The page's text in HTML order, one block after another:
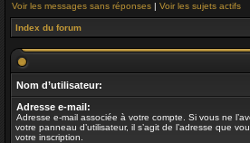
Voir les messages sans réponses | Voir les sujets actifs
Index du forum
Nom d’utilisateur:
Adresse e-mail:
Adresse e-mail associée à votre compte. Si vous ne
votre panneau d’utilisateur, il s’agit de l’adresse que
votre inscription.